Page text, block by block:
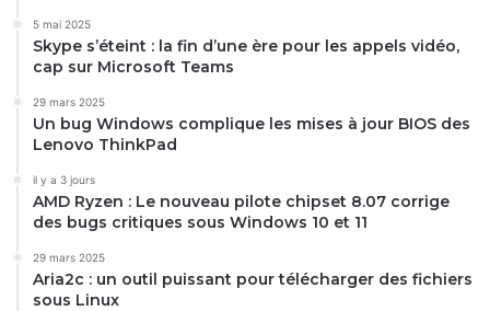
5 mai 2025
Skype s’éteint : la fin d’une ère pour les appels vidéo,
cap sur Microsoft Teams
29 mars 2025
Un bug Windows complique les mises à jour BIOS des
Lenovo ThinkPad
il y a 3 jours
AMD Ryzen : Le nouveau pilote chipset 8.07 corrige
des bugs critiques sous Windows 10 et 11
29 mars 2025
Aria2c : un outil puissant pour télécharger des fichiers
sous Linux